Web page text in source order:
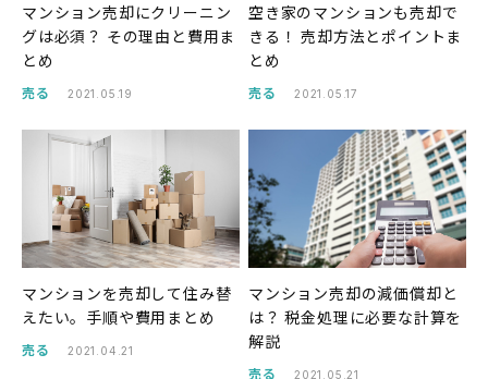
マンション売却にクリーニン
グは必須？ その理由と費用ま
とめ
売る 2021.05.19
空き家のマンションも売却で
きる！ 売却方法とポイントま
とめ
売る 2021.05.17
マンションを売却して住み替
えたい。手順や費用まとめ
売る 2021.04.21
マンション売却の減価償却と
は？ 税金処理に必要な計算を
解説
売る 2021.05.21